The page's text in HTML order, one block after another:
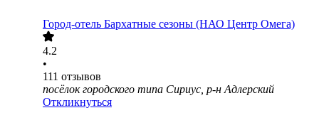
Город-отель Бархатные сезоны (НАО Центр Омега)
4.2
•
111 отзывов
посёлок городского типа Сириус, р-н Адлерский
Откликнуться